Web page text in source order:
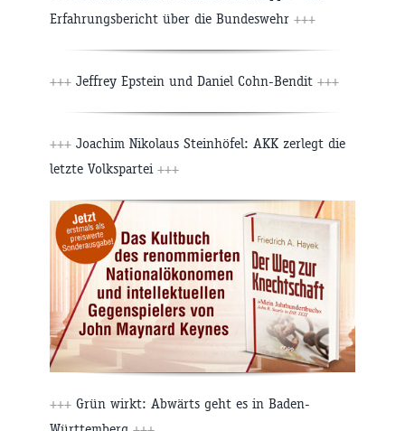
Erfahrungsbericht über die Bundeswehr +++
+++ Jeffrey Epstein und Daniel Cohn-Bendit +++
+++ Joachim Nikolaus Steinhöfel: AKK zerlegt die
letzte Volkspartei +++
+++ Grün wirkt: Abwärts geht es in Baden-